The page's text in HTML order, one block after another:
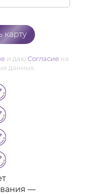
карту
и даюСогласие на
данных.
—